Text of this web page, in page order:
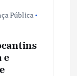
Pública
e